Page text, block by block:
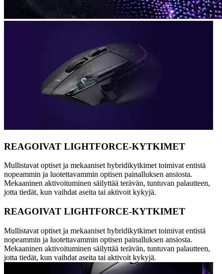
REAGOIVAT LIGHTFORCE-KYTKIMET
Mullistavat optiset ja mekaaniset hybridikytkimet toimivat entistä
nopeammin ja luotettavammin optisen painalluksen ansiosta.
Mekaaninen aktivoituminen säilyttää terävän, tuntuvan palautteen,
jotta tiedät, kun vaihdat aseita tai aktivoit kykyjä.
REAGOIVAT LIGHTFORCE-KYTKIMET
Mullistavat optiset ja mekaaniset hybridikytkimet toimivat entistä
nopeammin ja luotettavammin optisen painalluksen ansiosta.
Mekaaninen aktivoituminen säilyttää terävän, tuntuvan palautteen,
jotta tiedät, kun vaihdat aseita tai aktivoit kykyjä.